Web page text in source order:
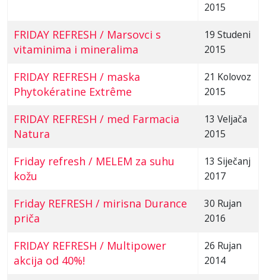
2015
FRIDAY REFRESH / Marsovci s
vitaminima i mineralima
19 Studeni
2015
FRIDAY REFRESH / maska
Phytokératine Extrême
21 Kolovoz
2015
FRIDAY REFRESH / med Farmacia
Natura
13 Veljača
2015
Friday refresh / MELEM za suhu
kožu
13 Siječanj
2017
Friday REFRESH / mirisna Durance
priča
30 Rujan
2016
FRIDAY REFRESH / Multipower
akcija od 40%!
26 Rujan
2014